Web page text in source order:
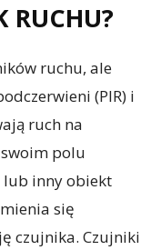
RUCHU?
ruchu, ale
(PIR) i
ruch na
polu
lub inny obiekt
się
czujnika. Czujniki